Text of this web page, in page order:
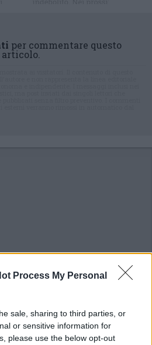
Process My Personal
sale, sharing to third parties, or
or sensitive information for
please use the below opt-out
per commentare questo
articolo.
ARCONATE